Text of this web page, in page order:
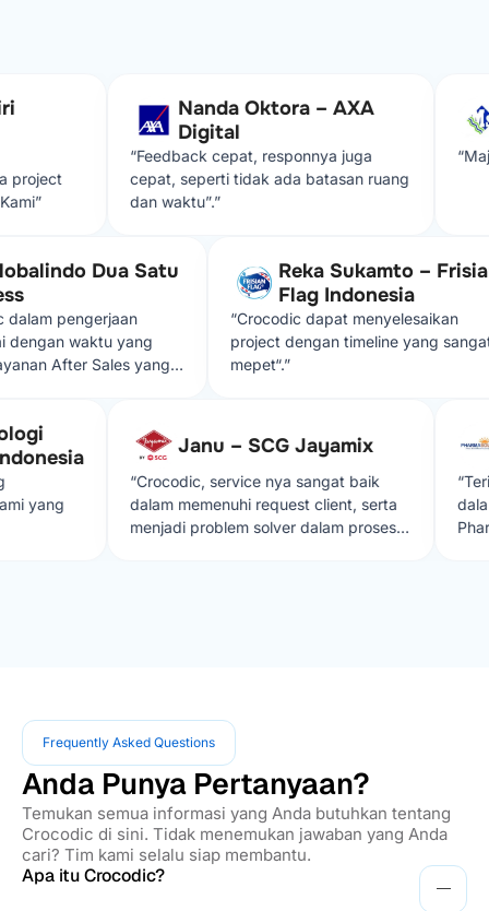
Nanda Oktora – AXA
Digital
“Feedback cepat, responnya juga
cepat, seperti tidak ada batasan ruang
dan waktu”.”
“Maju
Globalindo Dua Satu
dalam pengerjaan
dengan waktu yang
Layanan After Sales yang
jika ada kendala dalam
Reka Sukamto –
Flag Indonesia
“Crocodic dapat menyelesaikan
project dengan timeline yang
mepet“.”
Janu – SCG Jayamix
“Crocodic, service nya sangat baik
dalam memenuhi request client, serta
menjadi problem solver dalam proses
dalam
Frequently Asked Questions
Anda Punya Pertanyaan?
Temukan semua informasi yang Anda butuhkan tentang
Crocodic di sini. Tidak menemukan jawaban yang Anda
cari? Tim kami selalu siap membantu.
Apa itu Crocodic?